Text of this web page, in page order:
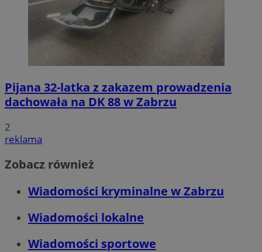
Pijana 32-latka z zakazem prowadzenia
dachowała na DK 88 w Zabrzu
2
reklama
Zobacz również
Wiadomości kryminalne w Zabrzu
Wiadomości lokalne
Wiadomości sportowe